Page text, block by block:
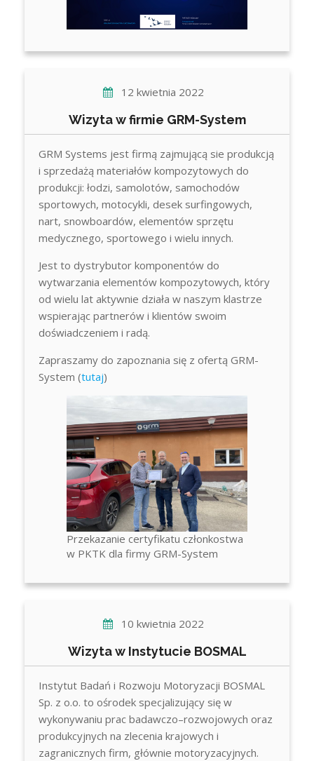
12 kwietnia 2022
Wizyta w firmie GRM-System
GRM Systems jest firmą zajmującą sie produkcją
i sprzedażą materiałów kompozytowych do
produkcji: łodzi, samolotów, samochodów
sportowych, motocykli, desek surfingowych,
nart, snowboardów, elementów sprzętu
medycznego, sportowego i wielu innych.
Jest to dystrybutor komponentów do
wytwarzania elementów kompozytowych, który
od wielu lat aktywnie działa w naszym klastrze
wspierając partnerów i klientów swoim
doświadczeniem i radą.
Zapraszamy do zapoznania się z ofertą GRM-
System (tutaj)
Przekazanie certyfikatu członkostwa
w PKTK dla firmy GRM-System
10 kwietnia 2022
Wizyta w Instytucie BOSMAL
Instytut Badań i Rozwoju Motoryzacji BOSMAL
Sp. z o.o. to ośrodek specjalizujący się w
wykonywaniu prac badawczo–rozwojowych oraz
produkcyjnych na zlecenia krajowych i
zagranicznych firm, głównie motoryzacyjnych.